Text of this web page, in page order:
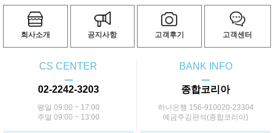
회사소개 공지사항 고객후기 고객센터
CS CENTER
ㅡ
02-2242-3203
평일 09:00 ~ 17:00
주말 09:00 ~ 13:00
BANK INFO
ㅡ
종합코리아
하나은행 156-910020-23304
예금주김판석(종합코리아)